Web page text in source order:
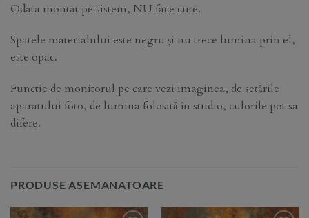
Odata montat pe sistem, NU face cute.
Spatele materialului este negru și nu trece lumina prin el,
este opac.
Functie de monitorul pe care vezi imaginea, de setările
aparatului foto, de lumina folosită în studio, culorile pot sa
difere.
PRODUSE ASEMANATOARE